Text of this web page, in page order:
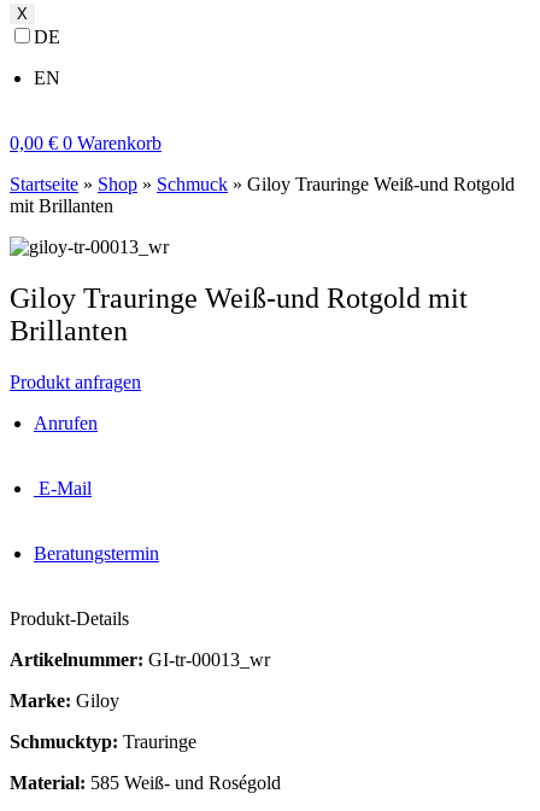
X
DE
EN
0,00 € 0 Warenkorb
Startseite » Shop » Schmuck » Giloy Trauringe Weiß-und Rotgold
mit Brillanten
Giloy Trauringe Weiß-und Rotgold mit
Brillanten
Produkt anfragen
Anrufen
E-Mail
Beratungstermin
Produkt-Details
Artikelnummer: GI-tr-00013_wr
Marke: Giloy
Schmucktyp: Trauringe
Material: 585 Weiß- und Roségold